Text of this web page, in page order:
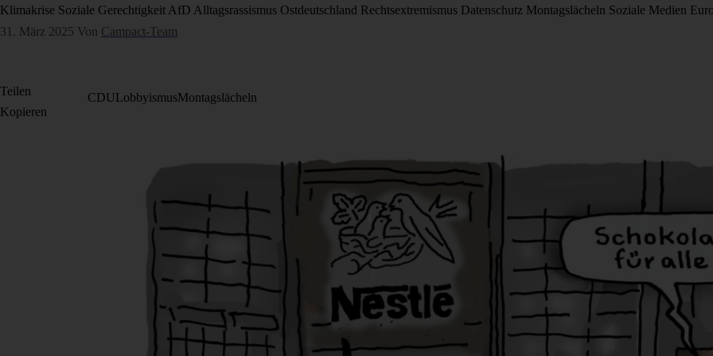
Klimakrise Soziale Gerechtigkeit AfD Alltagsrassismus Ostdeutschland Rechtsextremismus Datenschutz Montagslächeln Soziale Medien
31. März 2025 Von Campact-Team
CDULobbyismusMontagslächeln
Teilen
Kopieren